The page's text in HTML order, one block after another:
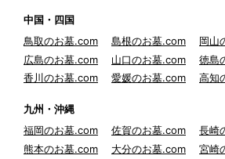
中国・四国
鳥取のお墓.com
島根のお墓.com
岡山
広島のお墓.com
山口のお墓.com
徳島
香川のお墓.com
愛媛のお墓.com 高知
九州・沖縄
福岡のお墓.com
佐賀のお墓.com
長崎
熊本のお墓.com
大分のお墓.com
宮崎